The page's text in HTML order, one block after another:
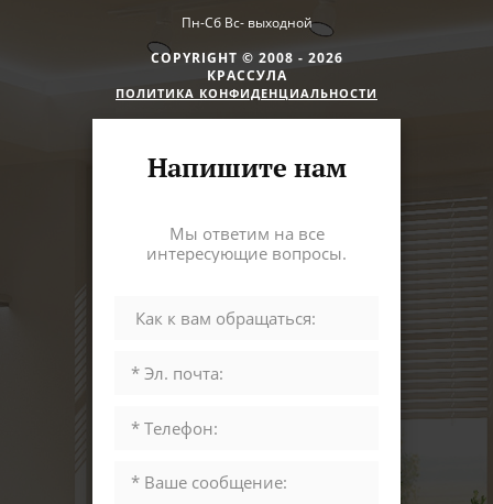
Пн-Сб Вс- выходной
COPYRIGHT © 2008 - 2026
КРАССУЛА
ПОЛИТИКА КОНФИДЕНЦИАЛЬНОСТИ
Напишите нам
Мы ответим на все
интересующие вопросы.